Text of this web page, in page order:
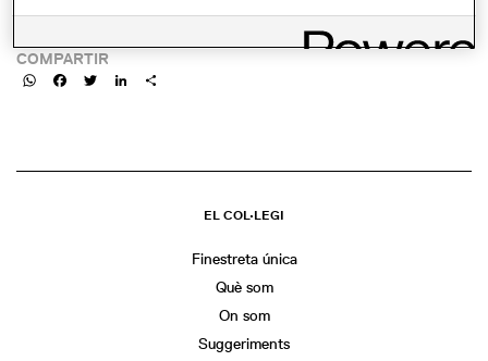
barcelona-scale-15-parte-iv-y-v-49951518336
COMPARTIR
WhatsAppFacebookTwitterLinkedIn
EL COL·LEGI
Finestreta única
Què som
On som
Suggeriments